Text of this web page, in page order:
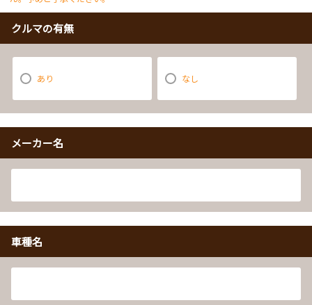
クルマの有無
あり なし
メーカー名
車種名